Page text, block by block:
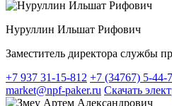
Нуруллин Ильшат Рифович
Заместитель директора службы
+7 937 31-15-812 +7 (34767) 5-44-
market@npf-paker.ru Скачать